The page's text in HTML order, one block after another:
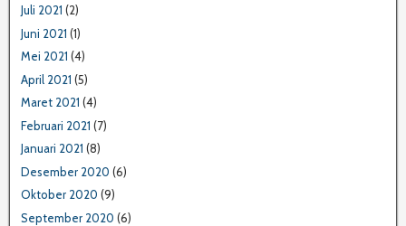
Juli 2021 (2)
Juni 2021 (1)
Mei 2021 (4)
April 2021 (5)
Maret 2021 (4)
Februari 2021 (7)
Januari 2021 (8)
Desember 2020 (6)
Oktober 2020 (9)
September 2020 (6)